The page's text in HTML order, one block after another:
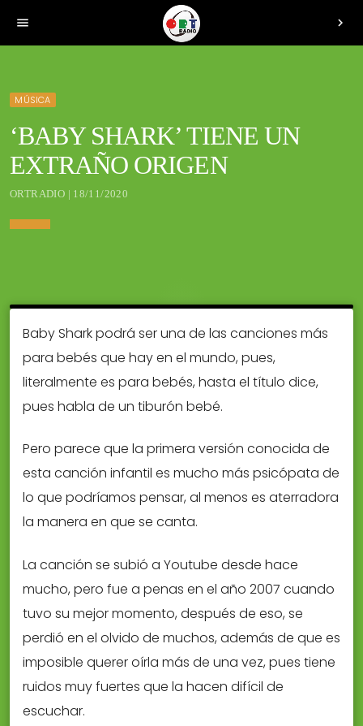
menu chevron_right
MÚSICA
‘BABY SHARK’ TIENE UN
EXTRAÑO ORIGEN
ORTRADIO | 18/11/2020
Baby Shark podrá ser una de las canciones más
para bebés que hay en el mundo, pues,
literalmente es para bebés, hasta el título dice,
pues habla de un tiburón bebé.
Pero parece que la primera versión conocida de
esta canción infantil es mucho más psicópata de
lo que podríamos pensar, al menos es aterradora
la manera en que se canta.
La canción se subió a Youtube desde hace
mucho, pero fue a penas en el año 2007 cuando
tuvo su mejor momento, después de eso, se
perdió en el olvido de muchos, además de que es
imposible querer oírla más de una vez, pues tiene
ruidos muy fuertes que la hacen difícil de
escuchar.